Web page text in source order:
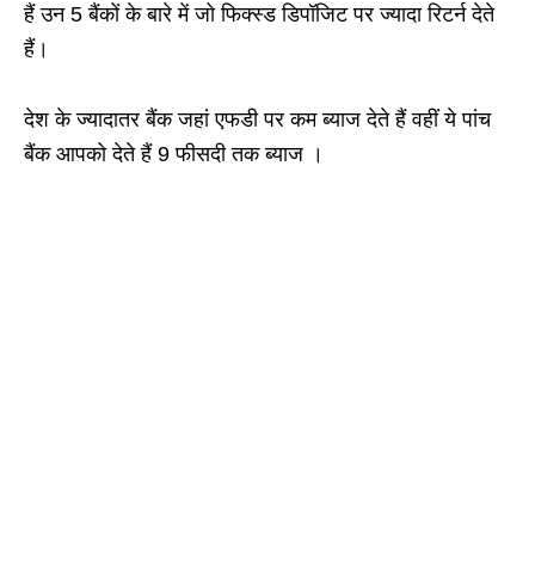
हैं उन 5 बैंकों के बारे में जो फिक्स्ड डिपॉजिट पर ज्यादा रिटर्न देते
हैं।
देश के ज्यादातर बैंक जहां एफडी पर कम ब्याज देते हैं वहीं ये पांच
बैंक आपको देते हैं 9 फीसदी तक ब्याज ।